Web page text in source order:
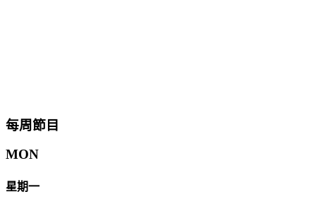
每周節目
MON
星期一